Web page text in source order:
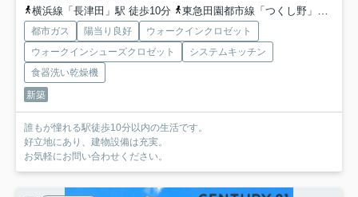
横浜線「長津田」駅 徒歩10分
東急田園都市線「つくし野」駅 徒歩18分
都市ガス 陽当り良好
ウォークインクロゼット
ウォークインシューズクロゼット
システムキッチン
食器洗い乾燥機
新築
誰もが憧れる駅徒歩10分以内の生活です。
好立地にあり、建物設備は充実。
お気軽にお問い合わせください。